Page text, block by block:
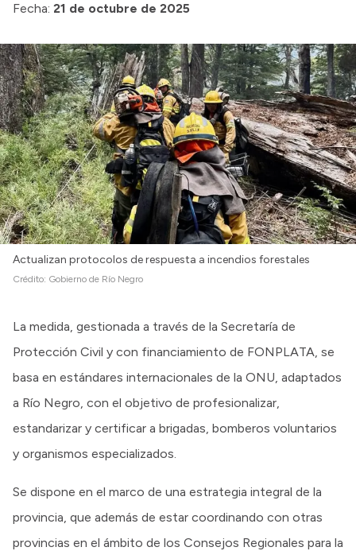
Fecha: 21 de octubre de 2025
Actualizan protocolos de respuesta a incendios forestales
Crédito: Gobierno de Río Negro
La medida, gestionada a través de la Secretaría de
Protección Civil y con financiamiento de FONPLATA, se
basa en estándares internacionales de la ONU, adaptados
a Río Negro, con el objetivo de profesionalizar,
estandarizar y certificar a brigadas, bomberos voluntarios
y organismos especializados.
Se dispone en el marco de una estrategia integral de la
provincia, que además de estar coordinando con otras
provincias en el ámbito de los Consejos Regionales para la